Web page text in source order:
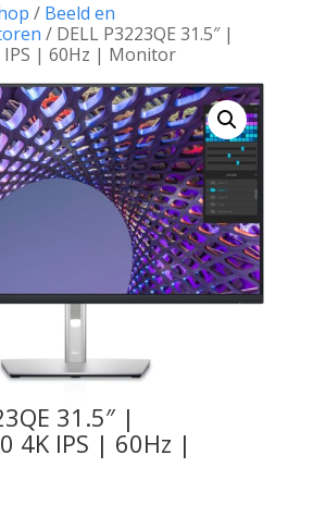
/ Beeld en
/ DELL P3223QE 31.5″ |
IPS | 60Hz | Monitor
31.5″ |
4K IPS | 60Hz |